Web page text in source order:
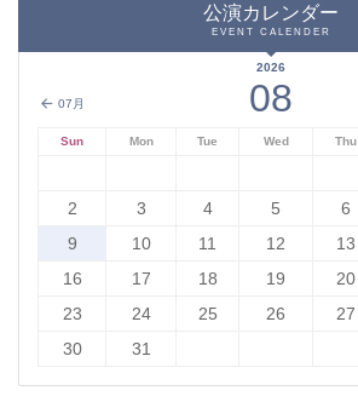
公演カレンダー
EVENT CALENDER
07月
2026
08
Sun Mon Tue Wed Thu
2
3 4 5 6
9
10 11 12 13
16
17 18 19 20
23
24 25 26 27
30
31